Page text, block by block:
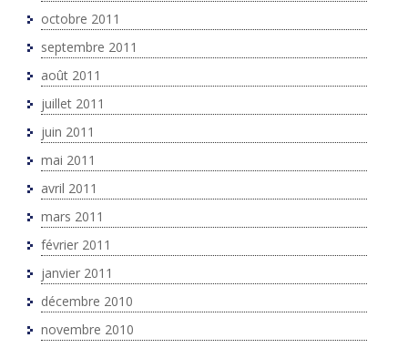
octobre 2011
septembre 2011
août 2011
juillet 2011
juin 2011
mai 2011
avril 2011
mars 2011
février 2011
janvier 2011
décembre 2010
novembre 2010